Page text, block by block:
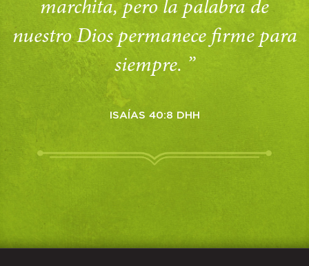
marchita, pero la palabra de
nuestro Dios permanece firme para
siempre. ”
ISAÍAS 40:8 DHH